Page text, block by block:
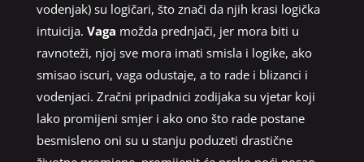
vodenjak) su logičari, što znači da njih krasi logička
intuicija. Vaga možda prednjači, jer mora biti u
ravnoteži, njoj sve mora imati smisla i logike, ako
smisao iscuri, vaga odustaje, a to rade i blizanci i
vodenjaci. Zračni pripadnici zodijaka su vjetar koji
lako promijeni smjer i ako ono što rade postane
besmisleno oni su u stanju poduzeti drastične